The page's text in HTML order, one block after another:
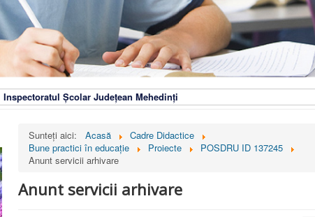
Inspectoratul Școlar Județean Mehedinți
Sunteți aici: Acasă
Cadre Didactice
Bune practici în educaţie
Proiecte
POSDRU ID 137245
Anunt servicii arhivare
Anunt servicii arhivare